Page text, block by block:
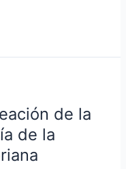
de la
de la